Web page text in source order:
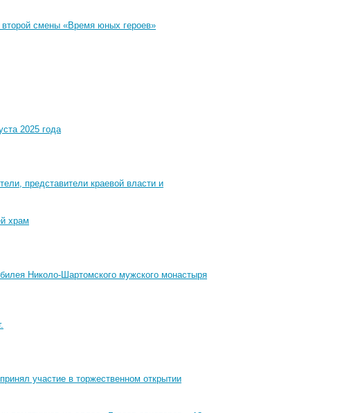
второй смены «Время юных героев»
2025 года
представители краевой власти и
храм
Николо-Шартомского мужского монастыря
участие в торжественном открытии